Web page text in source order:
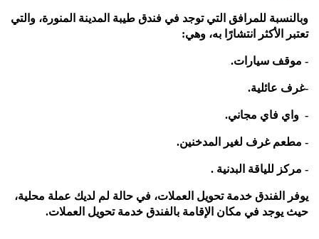
وبالنسبة للمرافق التي توجد في فندق طيبة المدينة المنورة، والتي
تعتبر الأكثر انتشارًا به، وهي:
- موقف سيارات.
-غرف عائلية.
- واي فاي مجاني.
- مطعم غرف لغير المدخنين.
- مركز للياقة البدنية .
يوفر الفندق خدمة تحويل العملات، في حالة لم لديك عملة محلية،
حيث يوجد في مكان الإقامة بالفندق خدمة تحويل العملات.